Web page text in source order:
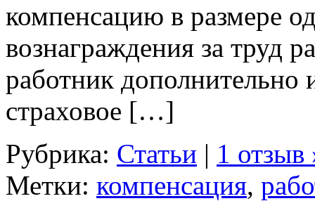
компенсацию в размере
вознаграждения за труд
работник дополнительно
страховое […]
Рубрика: Статьи | 1 отзыв
Метки: компенсация,